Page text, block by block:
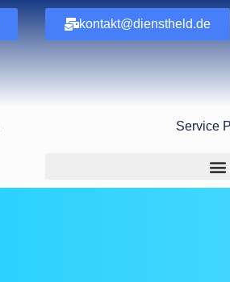
kontakt@dienstheld.de
Service